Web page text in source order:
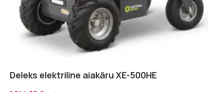
Deleks elektriline aiakäru XE-500HE